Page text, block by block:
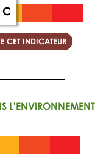
C
CET INDICATEUR
L'ENVIRONNEMENT